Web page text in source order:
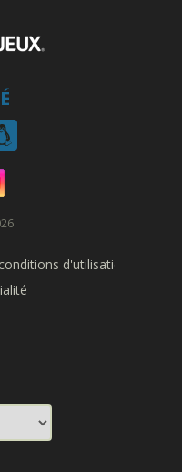
d'utilisation